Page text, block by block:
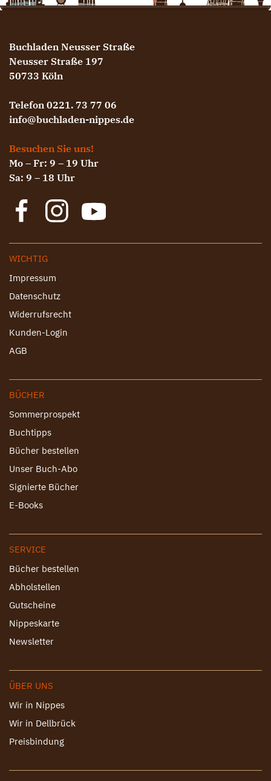
Buchladen Neusser Straße
Neusser Straße 197
50733 Köln
Telefon 0221. 73 77 06
info@buchladen-nippes.de
Besuchen Sie uns!
Mo – Fr: 9 – 19 Uhr
Sa: 9 – 18 Uhr
WICHTIG
Impressum
Datenschutz
Widerrufsrecht
Kunden-Login
AGB
BÜCHER
Sommerprospekt
Buchtipps
Bücher bestellen
Unser Buch-Abo
Signierte Bücher
E-Books
SERVICE
Bücher bestellen
Abholstellen
Gutscheine
Nippeskarte
Newsletter
ÜBER UNS
Wir in Nippes
Wir in Dellbrück
Preisbindung